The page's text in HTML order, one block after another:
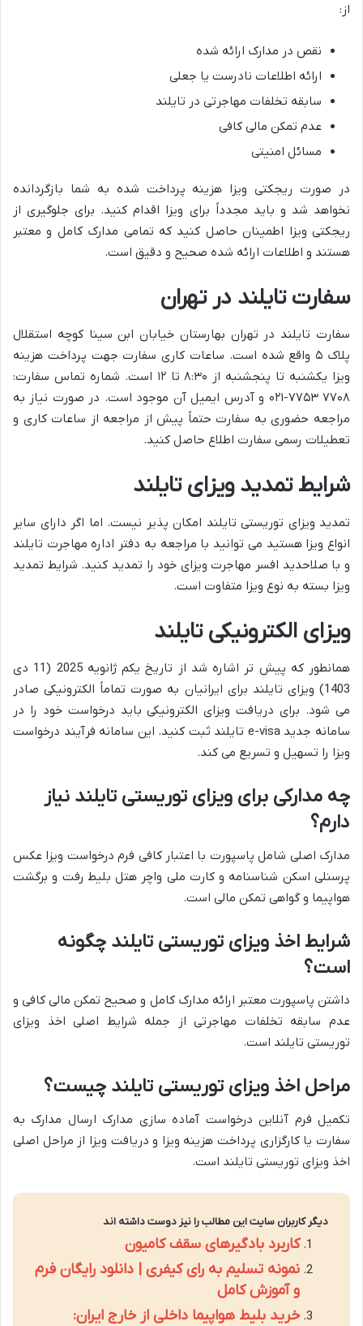
از:
نقص در مدارک ارائه شده
ارائه اطلاعات نادرست یا جعلی
سابقه تخلفات مهاجرتی در تایلند
عدم تمکن مالی کافی
مسائل امنیتی
در صورت ریجکتی ویزا هزینه پرداخت شده به شما بازگردانده
نخواهد شد و باید مجدداً برای ویزا اقدام کنید. برای جلوگیری از
ریجکتی ویزا اطمینان حاصل کنید که تمامی مدارک کامل و معتبر
هستند و اطلاعات ارائه شده صحیح و دقیق است.
سفارت تایلند در تهران
سفارت تایلند در تهران بهارستان خیابان ابن سینا کوچه استقلال
پلاک ۵ واقع شده است. ساعات کاری سفارت جهت پرداخت هزینه
ویزا یکشنبه تا پنجشنبه از ۸:۳۰ تا ۱۲ است. شماره تماس سفارت:
۷۷۰۸ ۷۷۵۳-۰۲۱ و آدرس ایمیل آن موجود است. در صورت نیاز به
مراجعه حضوری به سفارت حتماً پیش از مراجعه از ساعات کاری و
تعطیلات رسمی سفارت اطلاع حاصل کنید.
شرایط تمدید ویزای تایلند
تمدید ویزای توریستی تایلند امکان پذیر نیست. اما اگر دارای سایر
انواع ویزا هستید می توانید با مراجعه به دفتر اداره مهاجرت تایلند
و با صلاحدید افسر مهاجرت ویزای خود را تمدید کنید. شرایط تمدید
ویزا بسته به نوع ویزا متفاوت است.
ویزای الکترونیکی تایلند
همانطور که پیش تر اشاره شد از تاریخ یکم ژانویه 2025 (11 دی
1403) ویزای تایلند برای ایرانیان به صورت تماماً الکترونیکی صادر
می شود. برای دریافت ویزای الکترونیکی باید درخواست خود را در
سامانه جدید e-visa تایلند ثبت کنید. این سامانه فرآیند درخواست
ویزا را تسهیل و تسریع می کند.
چه مدارکی برای ویزای توریستی تایلند نیاز
دارم؟
مدارک اصلی شامل پاسپورت با اعتبار کافی فرم درخواست ویزا عکس
پرسنلی اسکن شناسنامه و کارت ملی واچر هتل بلیط رفت و برگشت
هواپیما و گواهی تمکن مالی است.
شرایط اخذ ویزای توریستی تایلند چگونه
است؟
داشتن پاسپورت معتبر ارائه مدارک کامل و صحیح تمکن مالی کافی و
عدم سابقه تخلفات مهاجرتی از جمله شرایط اصلی اخذ ویزای
توریستی تایلند است.
مراحل اخذ ویزای توریستی تایلند چیست؟
تکمیل فرم آنلاین درخواست آماده سازی مدارک ارسال مدارک به
سفارت یا کارگزاری پرداخت هزینه ویزا و دریافت ویزا از مراحل اصلی
اخذ ویزای توریستی تایلند است.
دیگر کاربران سایت این مطالب را نیز دوست داشته اند
کاربرد بادگیرهای سقف کامیون
نمونه تسلیم به رای کیفری | دانلود رایگان فرم
و آموزش کامل
خرید بلیط هواپیما داخلی از خارج ایران: